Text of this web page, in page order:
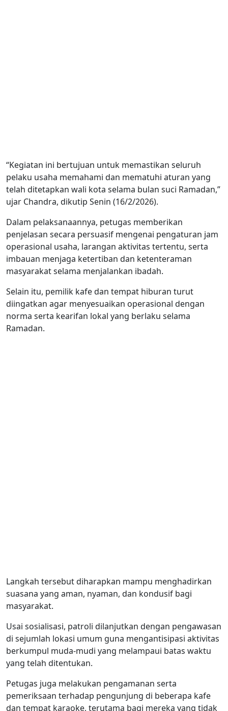
“Kegiatan ini bertujuan untuk memastikan seluruh
pelaku usaha memahami dan mematuhi aturan yang
telah ditetapkan wali kota selama bulan suci Ramadan,”
ujar Chandra, dikutip Senin (16/2/2026).
Dalam pelaksanaannya, petugas memberikan
penjelasan secara persuasif mengenai pengaturan jam
operasional usaha, larangan aktivitas tertentu, serta
imbauan menjaga ketertiban dan ketenteraman
masyarakat selama menjalankan ibadah.
Selain itu, pemilik kafe dan tempat hiburan turut
diingatkan agar menyesuaikan operasional dengan
norma serta kearifan lokal yang berlaku selama
Ramadan.
Langkah tersebut diharapkan mampu menghadirkan
suasana yang aman, nyaman, dan kondusif bagi
masyarakat.
Usai sosialisasi, patroli dilanjutkan dengan pengawasan
di sejumlah lokasi umum guna mengantisipasi aktivitas
berkumpul muda-mudi yang melampaui batas waktu
yang telah ditentukan.
Petugas juga melakukan pengamanan serta
pemeriksaan terhadap pengunjung di beberapa kafe
dan tempat karaoke, terutama bagi mereka yang tidak